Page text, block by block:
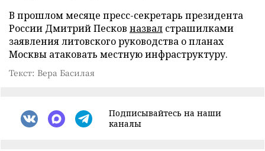
В прошлом месяце пресс-секретарь президента
России Дмитрий Песков назвал страшилками
заявления литовского руководства о планах
Москвы атаковать местную инфраструктуру.
Текст: Вера Басилая
Подписывайтесь на наши
каналы